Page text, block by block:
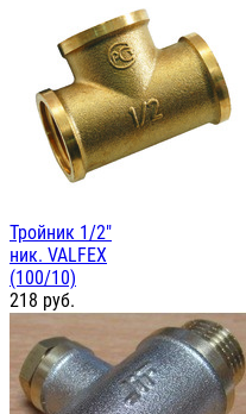
Тройник 1/2"
ник. VALFEX
(100/10)
218 руб.